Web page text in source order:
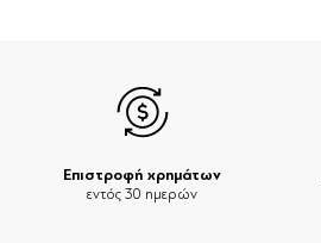
Επιστροφή χρημάτων
εντός 30 ημερών